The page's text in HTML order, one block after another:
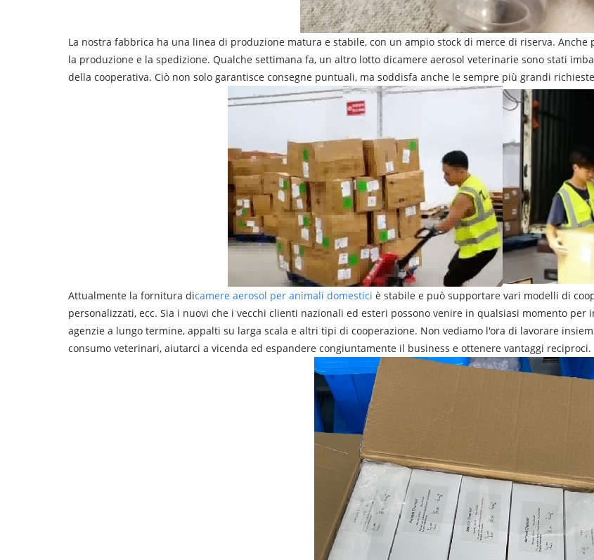
La nostra fabbrica ha una linea di produzione matura e stabile, con un ampio stock di merce di riserva.
la produzione e la spedizione. Qualche settimana fa, un altro lotto dicamere aerosol veterinarie sono stati
della cooperativa. Ciò non solo garantisce consegne puntuali, ma soddisfa anche le sempre più grandi
Attualmente la fornitura dicamere aerosol per animali domestici è stabile e può supportare vari modelli di
personalizzati, ecc. Sia i nuovi che i vecchi clienti nazionali ed esteri possono venire in qualsiasi momento
agenzie a lungo termine, appalti su larga scala e altri tipi di cooperazione. Non vediamo l'ora di lavorare
consumo veterinari, aiutarci a vicenda ed espandere congiuntamente il business e ottenere vantaggi reciproci.